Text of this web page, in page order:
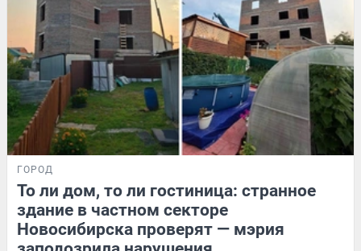
ГОРОД
То ли дом, то ли гостиница: странное
здание в частном секторе
Новосибирска проверят — мэрия